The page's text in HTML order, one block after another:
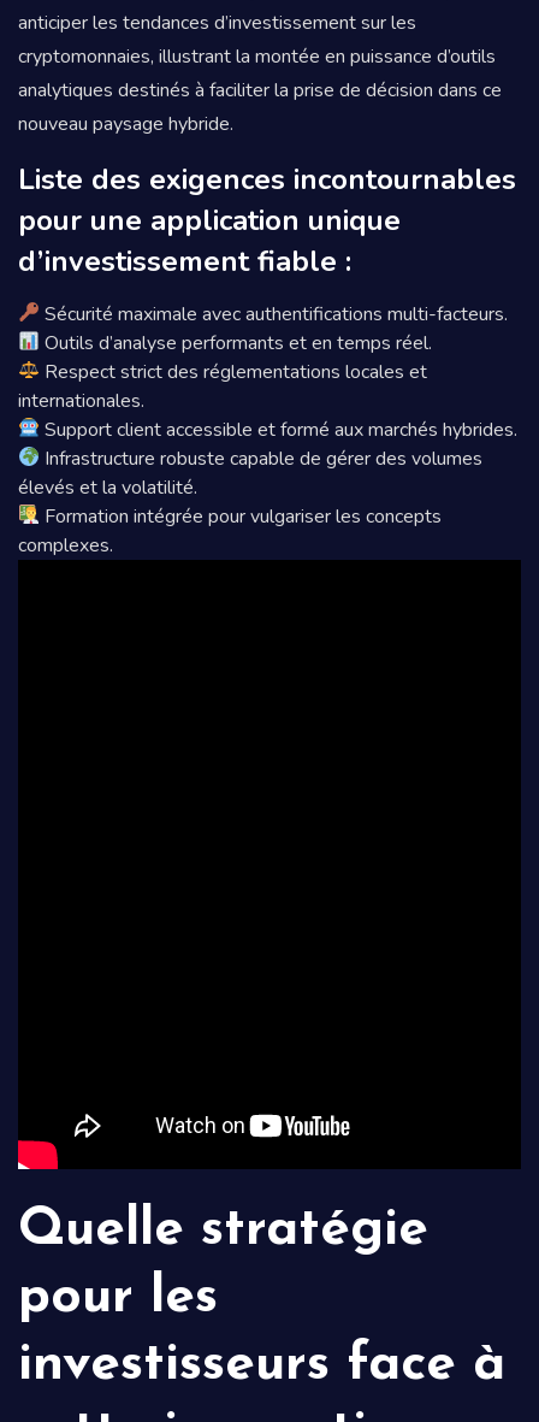
anticiper les tendances d’investissement sur les
cryptomonnaies, illustrant la montée en puissance d’outils
analytiques destinés à faciliter la prise de décision dans ce
nouveau paysage hybride.
Liste des exigences incontournables
pour une application unique
d’investissement fiable :
Sécurité maximale avec authentifications multi-facteurs.
Outils d’analyse performants et en temps réel.
Respect strict des réglementations locales et
internationales.
Support client accessible et formé aux marchés hybrides.
Infrastructure robuste capable de gérer des volumes
élevés et la volatilité.
Formation intégrée pour vulgariser les concepts
complexes.
Quelle stratégie
pour les
investisseurs face à